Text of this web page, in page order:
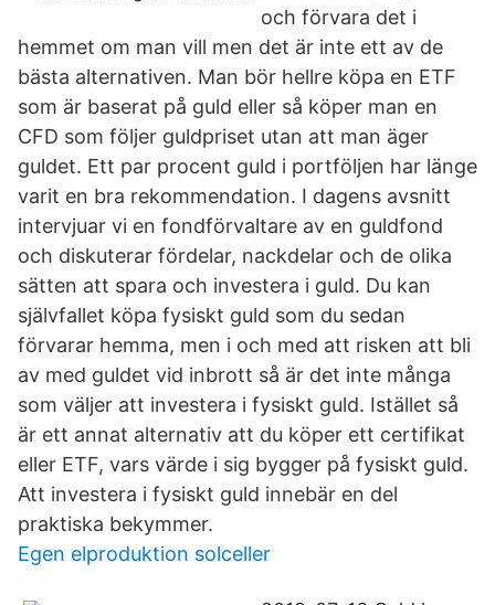
och förvara det i
hemmet om man vill men det är inte ett av de
bästa alternativen. Man bör hellre köpa en ETF
som är baserat på guld eller så köper man en
CFD som följer guldpriset utan att man äger
guldet. Ett par procent guld i portföljen har länge
varit en bra rekommendation. I dagens avsnitt
intervjuar vi en fondförvaltare av en guldfond
och diskuterar fördelar, nackdelar och de olika
sätten att spara och investera i guld. Du kan
självfallet köpa fysiskt guld som du sedan
förvarar hemma, men i och med att risken att bli
av med guldet vid inbrott så är det inte många
som väljer att investera i fysiskt guld. Istället så
är ett annat alternativ att du köper ett certifikat
eller ETF, vars värde i sig bygger på fysiskt guld.
Att investera i fysiskt guld innebär en del
praktiska bekymmer.
Egen elproduktion solceller